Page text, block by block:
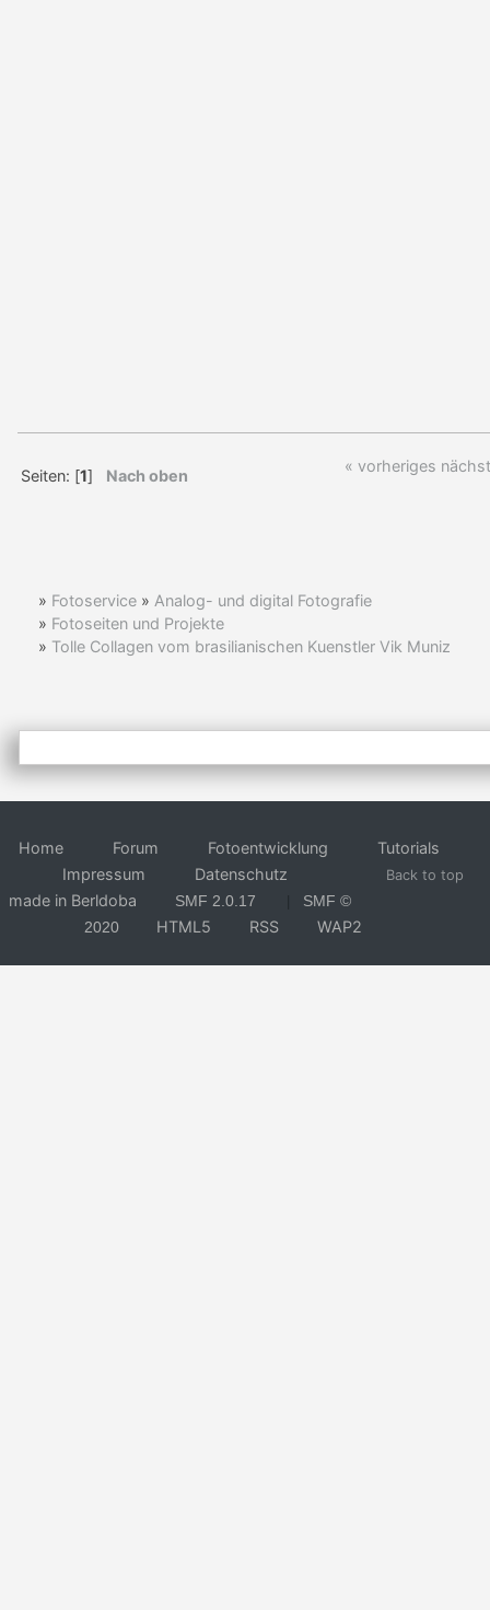
Seiten: [1] Nach oben
« vorheriges
» Fotoservice » Analog- und digital Fotografie
» Fotoseiten und Projekte
» Tolle Collagen vom brasilianischen Kuenstler Vik Muniz
Home Forum Fotoentwicklung
Tutorials
Impressum
Datenschutz Back to top
made in Berldoba SMF 2.0.17
SMF ©
2020
HTML5 RSS WAP2